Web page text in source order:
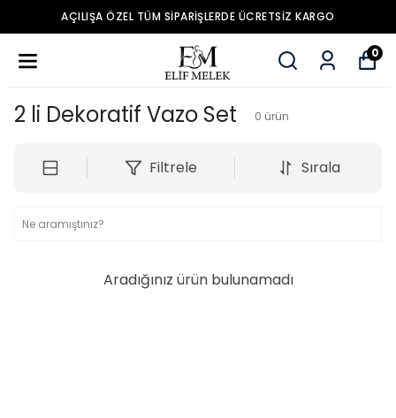
AÇILIŞA ÖZEL TÜM SIPARIŞLERDE ÜCRETSIZ KARGO
0
2 li Dekoratif Vazo Set 0 ürün
Filtrele Sırala
Aradığınız ürün bulunamadı